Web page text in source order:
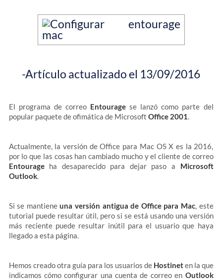
-Artículo actualizado el 13/09/2016
El programa de correo Entouragese lanzó como parte del
popular paquete de ofimática de Microsoft Office 2001.
Actualmente, la versión de Office para Mac OS X es la 2016,
por lo que las cosas han cambiado mucho y el cliente de correo
Entourageha desaparecido para dejar paso a Microsoft
Outlook.
Si se mantieneuna versión antigua de Office para Mac, este
tutorial puede resultar útil, pero si se está usando una versión
más reciente puede resultar inútil para el usuario que haya
llegado a esta página.
Hemos creado otra guía para los usuarios de Hostineten la que
indicamos cómo configurar una cuenta de correo en Outlook